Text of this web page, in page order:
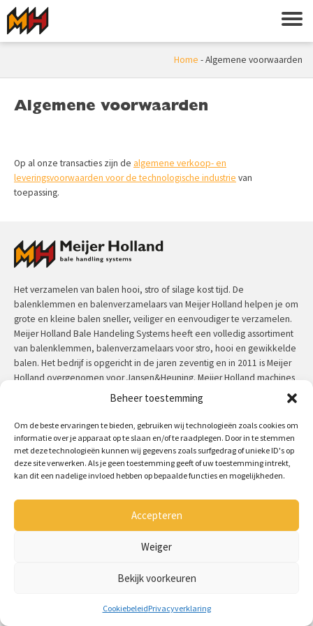
Beheer toestemming
Om de beste ervaringen te bieden, gebruiken wij technologieën zoals cookies om
informatie over je apparaat op te slaan en/of te raadplegen. Door in te stemmen
met deze technologieën kunnen wij gegevens zoals surfgedrag of unieke ID's op
deze site verwerken. Als je geen toestemming geeft of uw toestemming intrekt,
kan dit een nadelige invloed hebben op bepaalde functies en mogelijkheden.
Accepteren
Weiger
Bekijk voorkeuren
CookiebeleidPrivacyverklaring
Home -Algemene voorwaarden
Algemene voorwaarden
Op al onze transacties zijn de algemene verkoop- en
leveringsvoorwaarden voor de technologische industrie van
toepassing.
Het verzamelen van balen hooi, stro of silage kost tijd. De
balenklemmen en balenverzamelaars van Meijer Holland helpen je om
grote en kleine balen sneller, veiliger en eenvoudiger te verzamelen.
Meijer Holland Bale Handeling Systems heeft een volledig assortiment
van balenklemmen, balenverzamelaars voor stro, hooi en gewikkelde
balen. Het bedrijf is opgericht in de jaren zeventig en in 2011 is Meijer
Holland overgenomen voor Jansen&Heuning. Meijer Holland machines
hebben een uitzonderlijke kwaliteit en zijn door de jaren heen in
Contact:+31 (0)50 312 64 48/info@meijerholland.com
Volg ons op:
Copyright 2026 - Meijer Holland
Algemene voorwaarden
Disclaimer
Privacyverklaring
Formulieren